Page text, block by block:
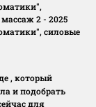
2 - 2025
силовые
, который
и подобрать
для